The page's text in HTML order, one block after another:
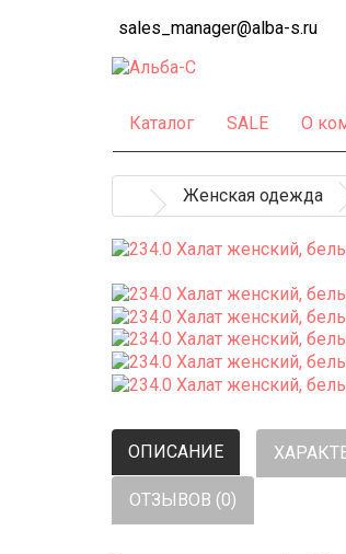
sales_manager@alba-s.ru
Каталог SALE О
Женская одежда
ОПИСАНИЕ
ОТЗЫВОВ (0)